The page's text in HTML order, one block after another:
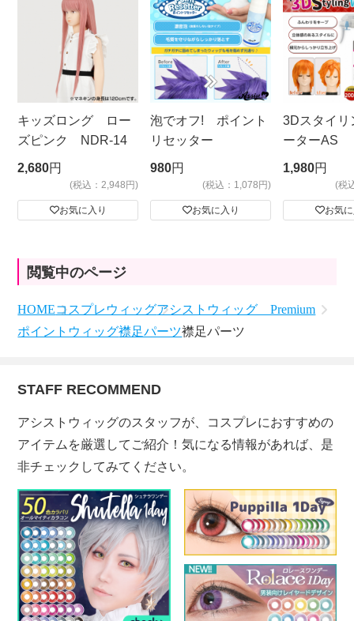
キッズロング ロー
ズピンク NDR-14
2,680円
(税込：2,948円)
お気に入り
泡でオフ! ポイント
リセッター
980円
(税込：1,078円)
お気に入り
3Dスタイリ
ーターAS
ビッグサイ
1,980円
(税
お気
閲覧中のページ
HOMEコスプレウィッグアシストウィッグ Premium
ポイントウィッグ襟足パーツ襟足パーツ
STAFF RECOMMEND
アシストウィッグのスタッフが、コスプレにおすすめの
アイテムを厳選してご紹介！気になる情報があれば、是
非チェックしてみてください。